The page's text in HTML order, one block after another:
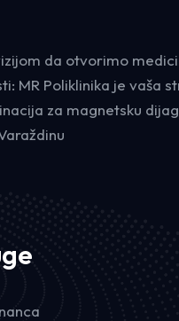
da otvorimo
MR Poliklinika je vaša
za magnetsku